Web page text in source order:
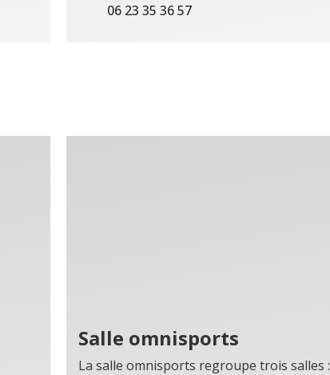
06 23 35 36 57
Salle omnisports
La salle omnisports regroupe trois salles :